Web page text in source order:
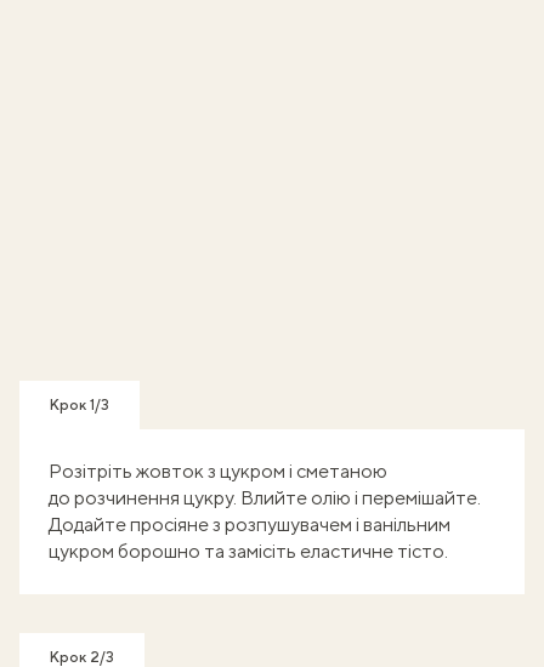
Крок 1/3
Розітріть жовток з цукром і сметаною
до розчинення цукру. Влийте олію і перемішайте.
Додайте просіяне з розпушувачем і ванільним
цукром борошно та замісіть еластичне тісто.
Крок 2/3